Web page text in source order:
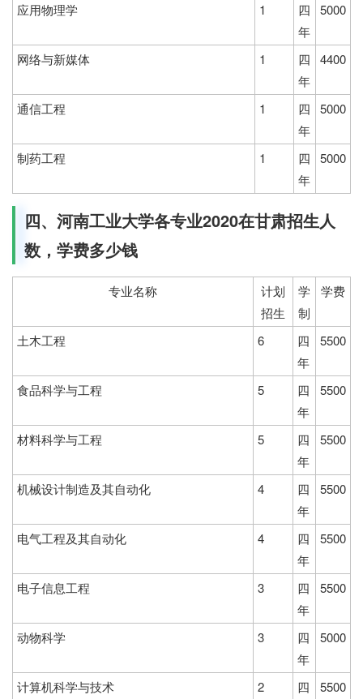
应用物理学 1
四
年
5000
网络与新媒体 1
四
年
4400
通信工程 1
四
年
5000
制药工程 1
四
年
5000
四、河南工业大学各专业2020在甘肃招生人
数，学费多少钱
专业名称
计划
招生
学
制
学费
土木工程 6
四
年
5500
食品科学与工程 5
四
年
5500
材料科学与工程 5
四
年
5500
机械设计制造及其自动化 4
四
年
5500
电气工程及其自动化 4
四
年
5500
电子信息工程 3
四
年
5500
动物科学 3
四
年
5000
计算机科学与技术 2
四
5500